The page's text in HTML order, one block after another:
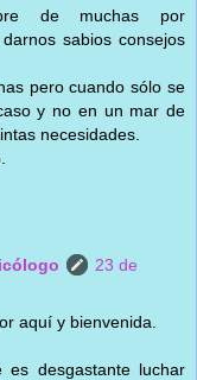
de muchas por
sabios consejos
pero cuando sólo se
y no en un mar de
necesidades.
23 de
aquí y bienvenida.
desgastante luchar